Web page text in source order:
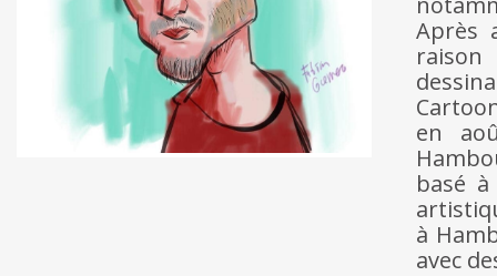
Après
en
basé
à
avec